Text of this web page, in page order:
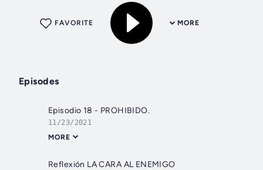
MORE
FAVORITE
Episodes
Episodio 18 - PROHIBIDO.
11/23/2021
MORE
Reflexión LA CARA AL ENEMIGO